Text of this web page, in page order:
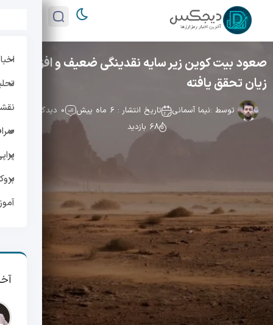
صعود بیت کوین زیر سایه نقدینگی ضعیف و افزایش
زیان تحقق یافته
توسط :نیما آسمانی تاریخ انتشار : 6 ماه پیش
0 دیدگاه
68 بازدید